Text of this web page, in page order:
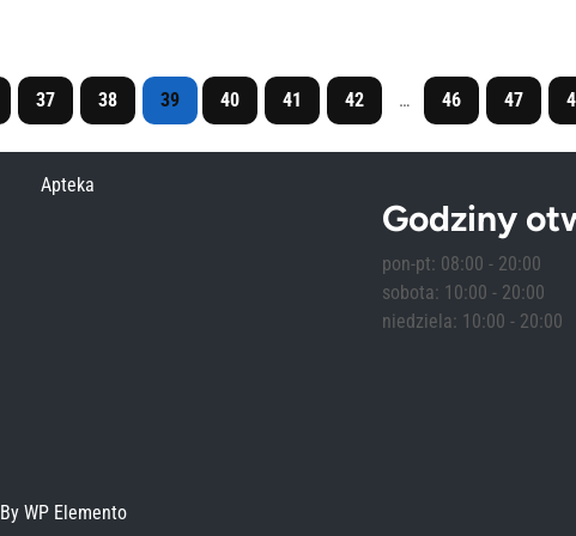
37 38 39 40 41 42 … 46 47
Apteka
Godziny
pon-pt: 08:00 - 20:00
sobota: 10:00 - 20:00
niedziela: 10:00 - 20:00
By WP Elemento